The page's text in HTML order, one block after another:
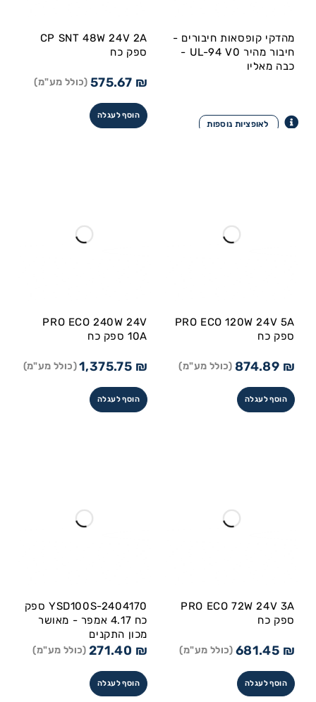
מהדקי קופסאות חיבורים -
חיבור מהיר UL-94 V0 -
כבה מאליו
CP SNT 48W 24V 2A
ספק כח
575.67 ₪ (כולל מע"מ)
הוסף לעגלה
PRO ECO 120W 24V 5A
ספק כח
874.89 ₪ (כולל מע"מ)
הוסף לעגלה
PRO ECO 240W 24V
10A ספק כח
1,375.75 ₪ (כולל מע"מ)
הוסף לעגלה
PRO ECO 72W 24V 3A
ספק כח
681.45 ₪ (כולל מע"מ)
הוסף לעגלה
YSD100S-2404170 ספק
כח 4.17 אמפר - מאושר
מכון התקנים
271.40 ₪ (כולל מע"מ)
הוסף לעגלה